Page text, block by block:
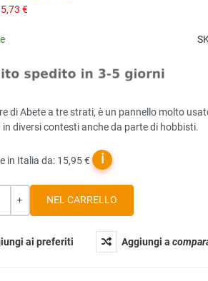
5,73 €
di Abete a tre strati, è un pannello molto
diversi contesti anche da parte di hobbisti.
in Italia da: 15,95 € ℹ
ai preferiti Aggiungi a